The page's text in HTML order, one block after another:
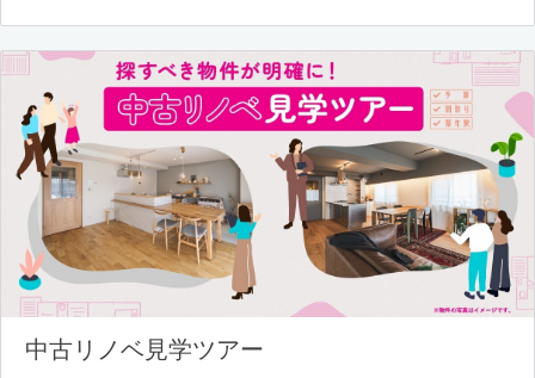
中古リノベ見学ツアー